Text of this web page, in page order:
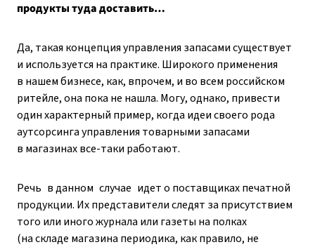
продукты туда доставить…
Да, такая концепция управления запасами существует
и используется на практике. Широкого применения
в нашем бизнесе, как, впрочем, и во всем российском
ритейле, она пока не нашла. Могу, однако, привести
один характерный пример, когда идеи своего рода
аутсорсинга управления товарными запасами
в магазинах все-таки работают.
Речь в данном случае идет о по­­ставщиках печатной
продукции. Их представители следят за присутствием
того или иного журнала или газеты на полках
(на складе магазина периодика, как правило, не